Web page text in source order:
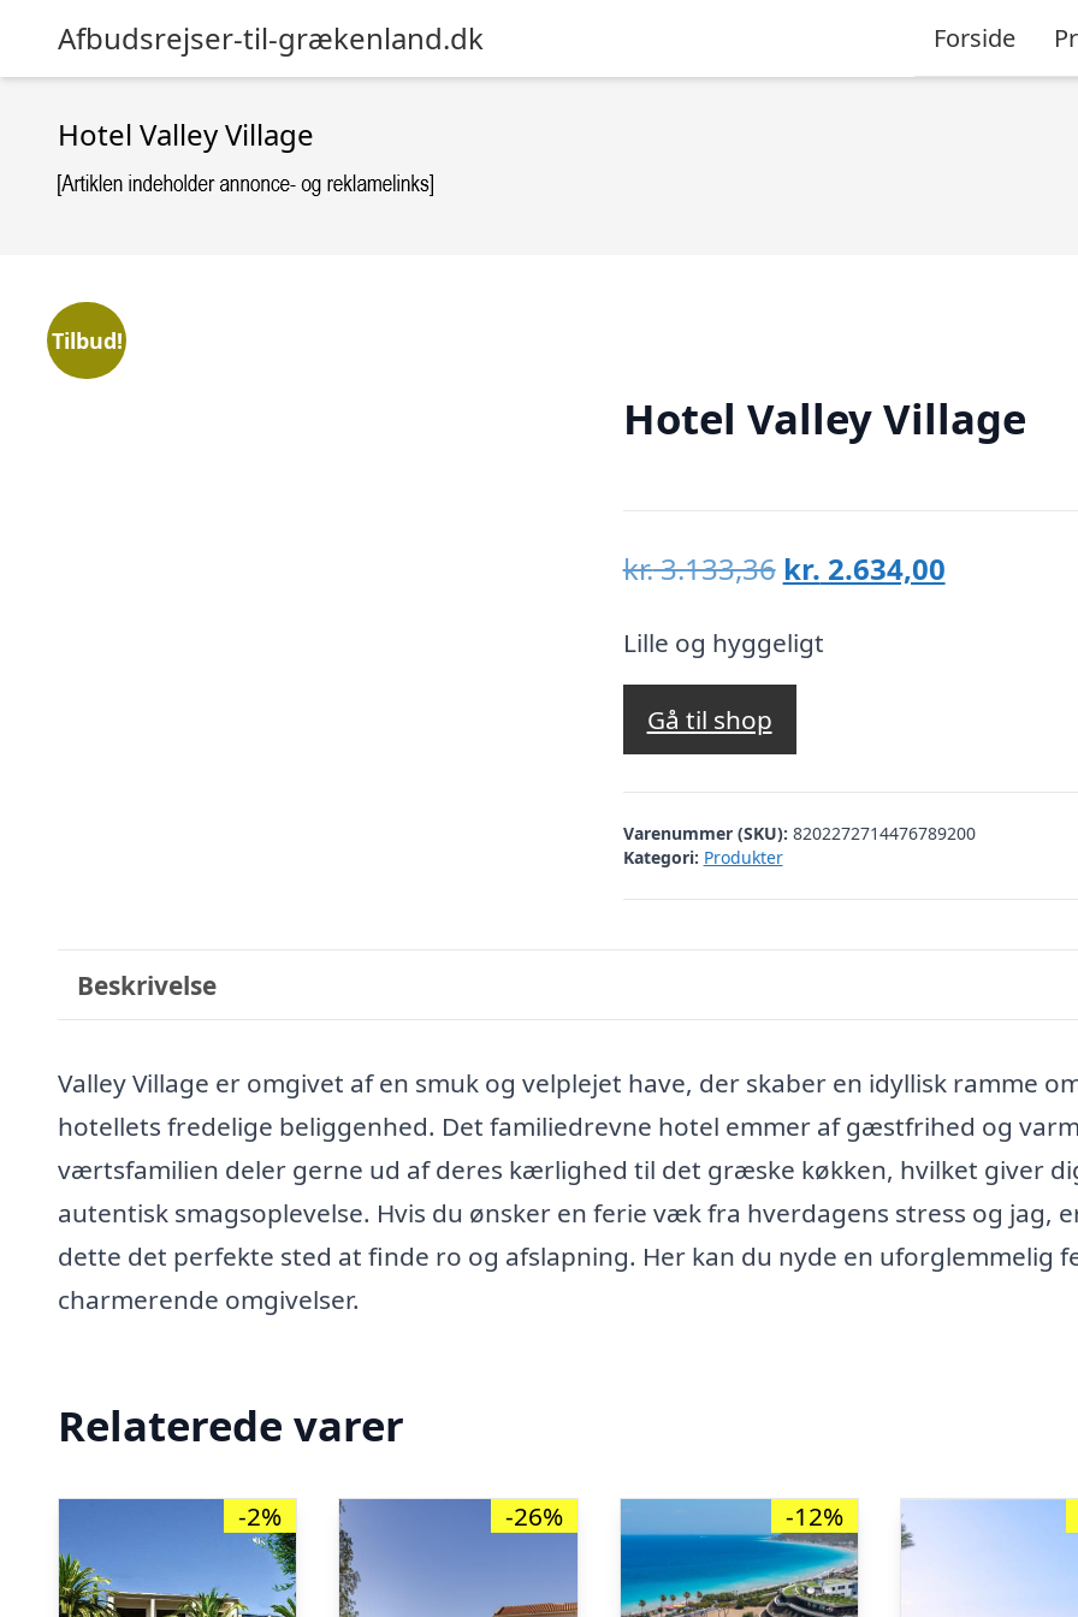
Afbudsrejser-til-grækenland.dk Forside
Hotel Valley Village
Tilbud!
Hotel Valley Village
kr.3.133,36 Den
pris
var:
kr. 2.634,00Den
Lille og hyggeligt
Gå til shop
Varenummer (SKU): 8202272714476789200
Kategori: Produkter
Beskrivelse
Valley Village er omgivet af en smuk og velplejet have, der skaber en idyllisk ramme
hotellets fredelige beliggenhed. Det familiedrevne hotel emmer af gæstfrihed og
værtsfamilien deler gerne ud af deres kærlighed til det græske køkken, hvilket giver
autentisk smagsoplevelse. Hvis du ønsker en ferie væk fra hverdagens stress og jag,
dette det perfekte sted at finde ro og afslapning. Her kan du nyde en uforglemmelig
charmerende omgivelser.
Relaterede varer
-2% -26% -12%